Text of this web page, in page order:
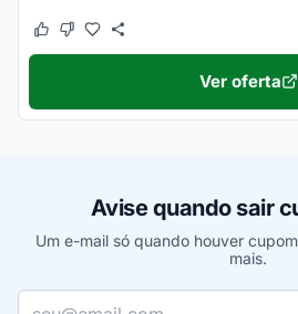
Este cupom funcionou
Este cupom não funcionou
Ver oferta
Avise quando sair
Um e-mail só quando houver
mais.
Seu e-mail